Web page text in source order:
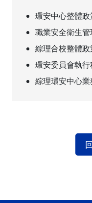
環安中心整體
職業安全衛生
綜理合校整體
環安委員會執
綜理環安中心業